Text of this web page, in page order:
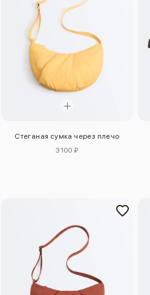
Стеганая сумка через плечо
3100 ₽